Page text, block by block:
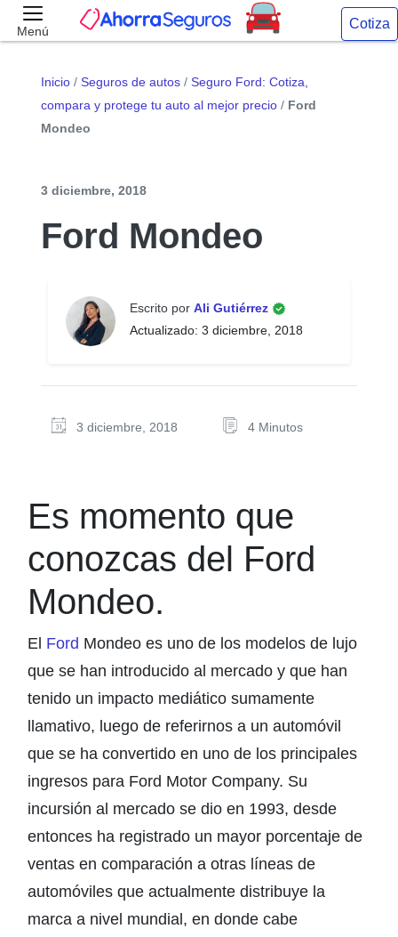
Menú Cotiza
Inicio / Seguros de autos / Seguro Ford: Cotiza,
compara y protege tu auto al mejor precio / Ford
Mondeo
3 diciembre, 2018
Ford Mondeo
Escrito por Ali Gutiérrez
Actualizado: 3 diciembre, 2018
3 diciembre, 2018 4 Minutos
Es momento que
conozcas del Ford
Mondeo.
El Ford Mondeo es uno de los modelos de lujo
que se han introducido al mercado y que han
tenido un impacto mediático sumamente
llamativo, luego de referirnos a un automóvil
que se ha convertido en uno de los principales
ingresos para Ford Motor Company. Su
incursión al mercado se dio en 1993, desde
entonces ha registrado un mayor porcentaje de
ventas en comparación a otras líneas de
automóviles que actualmente distribuye la
marca a nivel mundial, en donde cabe